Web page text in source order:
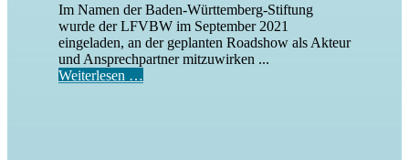
Im Namen der Baden-Württemberg-Stiftung
wurde der LFVBW im September 2021
eingeladen, an der geplanten Roadshow als Akteur
und Ansprechpartner mitzuwirken ...
Weiterlesen …